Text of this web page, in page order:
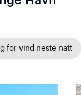
for vind neste natt